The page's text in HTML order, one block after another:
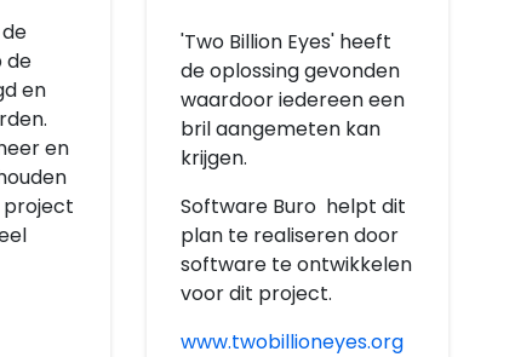
de
en
en
project
'Two Billion Eyes' heeft
de oplossing gevonden
waardoor iedereen een
bril aangemeten kan
krijgen.
Software Buro helpt dit
plan te realiseren door
software te ontwikkelen
voor dit project.
www.twobillioneyes.org